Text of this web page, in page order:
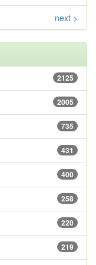
next >
2125
2005
735
431
400
258
220
219